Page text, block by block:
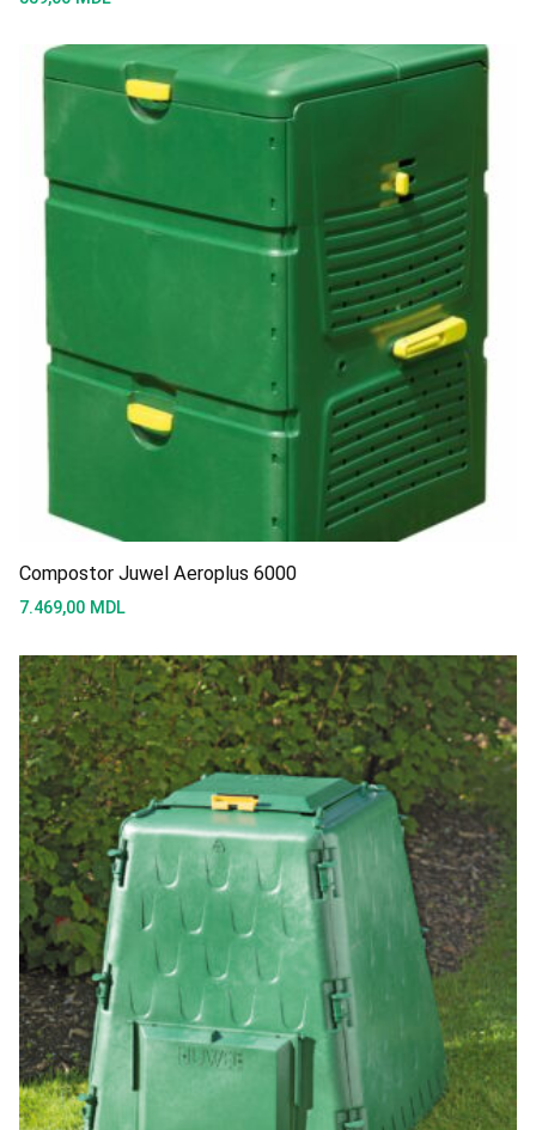
Compostor Juwel Aeroplus 6000
7.469,00 MDL